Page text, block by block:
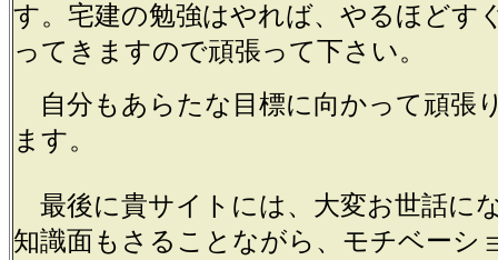
す。宅建の勉強はやれば、やるほどす
ってきますので頑張って下さい。
自分もあらたな目標に向かって頑張
ます。
最後に貴サイトには、大変お世話に
知識面もさることながら、モチベーシ